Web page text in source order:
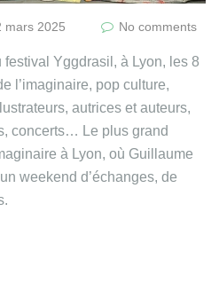
mars 2025 No comments
Yggdrasil, à Lyon, les 8
l’imaginaire, pop culture,
autrices et auteurs,
concerts… Le plus grand
à Lyon, où Guillaume
weekend d’échanges, de